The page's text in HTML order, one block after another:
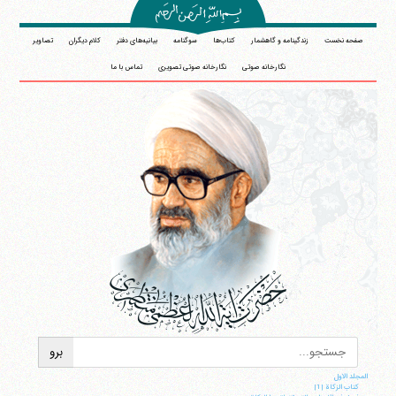
صفحه نخست زندگینامه و گاهشمار کتاب‌ها سوگنامه بیانیه‌های دفتر کلام دیگران تصاویر
نگارخانه صوتی نگارخانه صوتی تصویری تماس با ما
المجلد الاول
کتاب الزکاة |1|